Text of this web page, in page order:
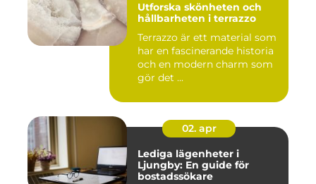
Utforska skönheten och
hållbarheten i terrazzo
Terrazzo är ett material som
har en fascinerande historia
och en modern charm som
gör det ...
02. apr
Lediga lägenheter i
Ljungby: En guide för
bostadssökare